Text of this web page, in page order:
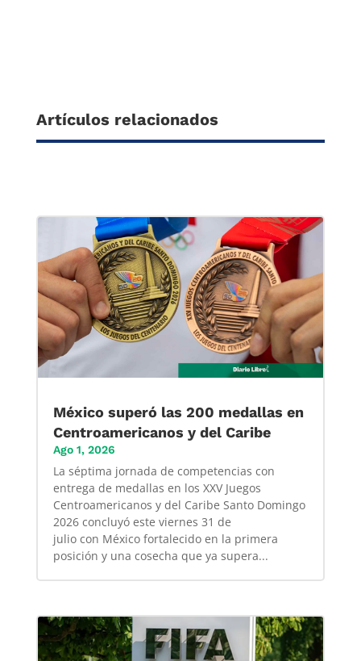
Artículos relacionados
México superó las 200 medallas en
Centroamericanos y del Caribe
Ago 1, 2026
La séptima jornada de competencias con
entrega de medallas en los XXV Juegos
Centroamericanos y del Caribe Santo Domingo
2026 concluyó este viernes 31 de
julio con México fortalecido en la primera
posición y una cosecha que ya supera...